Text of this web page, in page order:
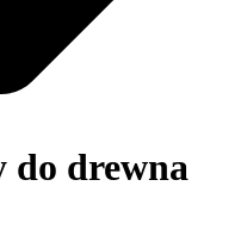
do drewna